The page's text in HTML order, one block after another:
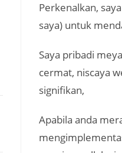
Perkenalkan,
saya) untuk
Saya pribadi
cermat, niscaya
signifikan,
Apabila anda